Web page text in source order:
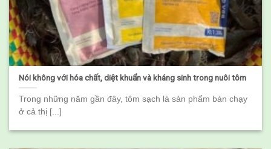
Nói không với hóa chất, diệt khuẩn và kháng sinh trong nuôi tôm
Trong những năm gần đây, tôm sạch là sản phẩm bán chạy
ở cả thị [...]